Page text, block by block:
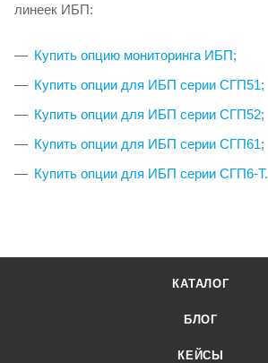
линеек ИБП:
Купить опцию мониторинга ИБП;
Купить опции для ИБП серии СГП51;
Купить опции для ИБП серии СГП52;
Купить опции для ИБП серии СГП61;
Купить опции для ИБП серии СГП6-Т.
КАТАЛОГ
БЛОГ
КЕЙСЫ